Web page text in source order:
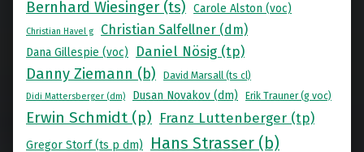
Bernhard Wiesinger (ts) Carole Alston (voc)
Christian Havel g Christian Salfellner (dm)
Dana Gillespie (voc) Daniel Nösig (tp)
Danny Ziemann (b) David Marsall (ts cl)
Didi Mattersberger (dm) Dusan Novakov (dm) Erik Trauner (g voc)
Erwin Schmidt (p) Franz Luttenberger (tp)
Gregor Storf (ts p dm) Hans Strasser (b)